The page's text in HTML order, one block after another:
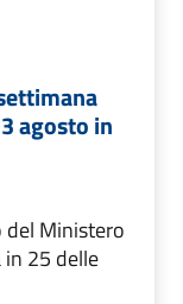
agosto in
del Ministero
in 25 delle